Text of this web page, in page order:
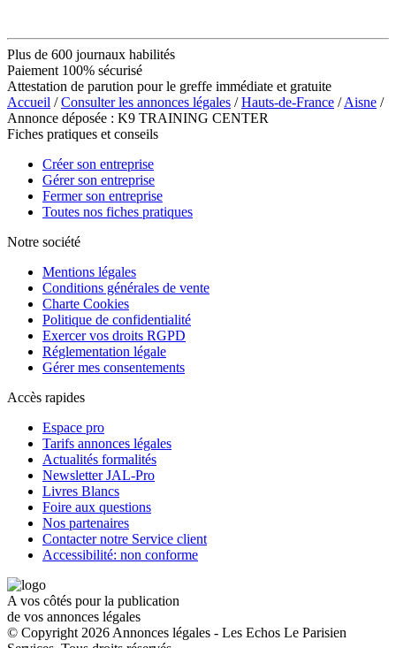
Plus de 600 journaux habilités
Paiement 100% sécurisé
Attestation de parution pour le greffe immédiate et gratuite
Accueil /Consulter les annonces légales /Hauts-de-France /Aisne /
Annonce déposée : K9 TRAINING CENTER
Fiches pratiques et conseils
Créer son entreprise
Gérer son entreprise
Fermer son entreprise
Toutes nos fiches pratiques
Notre société
Mentions légales
Conditions générales de vente
Charte Cookies
Politique de confidentialité
Exercer vos droits RGPD
Réglementation légale
Gérer mes consentements
Accès rapides
Espace pro
Tarifs annonces légales
Actualités formalités
Newsletter JAL-Pro
Livres Blancs
Foire aux questions
Nos partenaires
Contacter notre Service client
Accessibilité: non conforme
A vos côtés pour la publication
de vos annonces légales
© Copyright 2026 Annonces légales - Les Echos Le Parisien